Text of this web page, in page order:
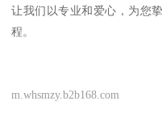
让我们以专业和爱心，为您
程。
m.whsmzy.b2b168.com